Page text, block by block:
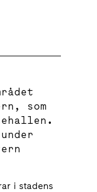
som
i stadens